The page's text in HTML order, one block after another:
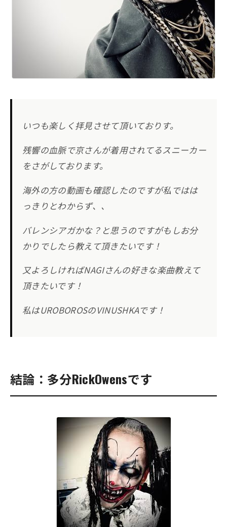
いつも楽しく拝見させて頂いておりす。
残響の血脈で京さんが着用されてるスニーカー
をさがしております。
海外の方の動画も確認したのですが私ではは
っきりとわからず、、
バレンシアガかな？と思うのですがもしお分
かりでしたら教えて頂きたいです！
又よろしければNAGIさんの好きな楽曲教えて
頂きたいです！
私はUROBOROSのVINUSHKAです！
結論：多分RickOwensです